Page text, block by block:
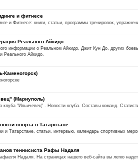
и фитнесе
и Фитнесе: книги, статьи, программы тренировок,
Реального Айкидо
информации о Реальном Айкидо, Джит Кун До, других
Реального Айкидо.
Каменогорск)
(Мариуполь)
клуба "Ильичевец" . Новости клуба. Составы команд.
спорта в Татарстане
и Татарстане, статьи, интервью, календарь спортивных
теннисиста Рафы Надаля
Надаля. На страницах нашего веб-сайта вы легко